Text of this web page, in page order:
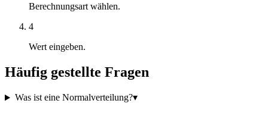
Berechnungsart wählen.
4
Wert eingeben.
Häufig gestellte Fragen
Was ist eine Normalverteilung?▾